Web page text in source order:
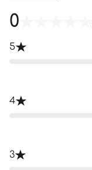
0
5
4
3